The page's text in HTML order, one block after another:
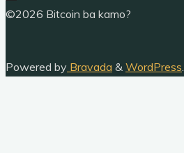
©2026 Bitcoin ba kamo?
Powered by Bravada & WordPress.